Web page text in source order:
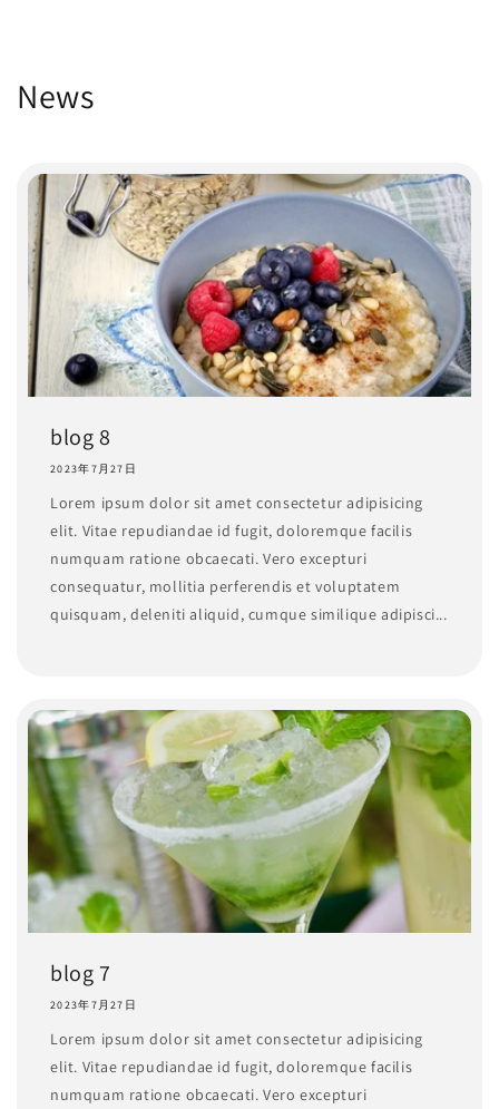
News
blog 8
2023年7月27日
Lorem ipsum dolor sit amet consectetur adipisicing
elit. Vitae repudiandae id fugit, doloremque facilis
numquam ratione obcaecati. Vero excepturi
consequatur, mollitia perferendis et voluptatem
quisquam, deleniti aliquid, cumque similique adipisci...
blog 7
2023年7月27日
Lorem ipsum dolor sit amet consectetur adipisicing
elit. Vitae repudiandae id fugit, doloremque facilis
numquam ratione obcaecati. Vero excepturi